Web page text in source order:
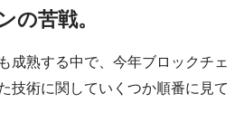
の苦戦。
成熟する中で、今年ブロックチェ
技術に関していくつか順番に見て